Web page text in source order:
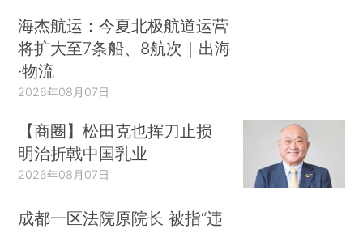
海杰航运：今夏北极航道运营
将扩大至7条船、8航次｜出海
·物流
2026年08月07日
【商圈】松田克也挥刀止损
明治折戟中国乳业
2026年08月07日
成都一区法院原院长 被指“违